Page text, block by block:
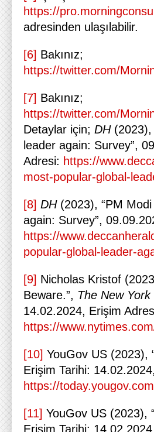
https://
adresinden ulaşılabilir.
[6] Bakınız;
https://twitter.com/
[7] Bakınız;
https://twitter.com/
Detaylar için; DH(2023),
leader again: Survey”,
Adresi: https://
most-popular-global-
[8] DH(2023), “PM
again: Survey”,
https://
popular-global-leader-
[9] Nicholas Kristof
Beware.”, The New
14.02.2024, Erişim
https://
[10] YouGov US (2023),
Erişim Tarihi:
https://
[11] YouGov US (2023),
Erişim Tarihi: